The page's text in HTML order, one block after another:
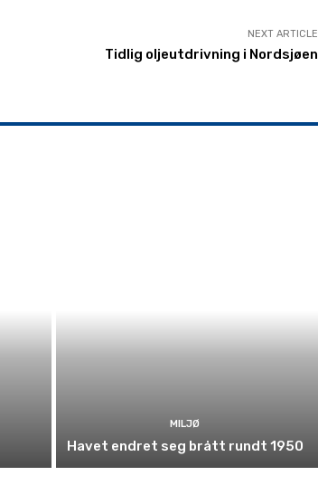
NEXT ARTICLE
Tidlig oljeutdrivning i Nordsjøen
MILJØ
Havet endret seg brått rundt 1950